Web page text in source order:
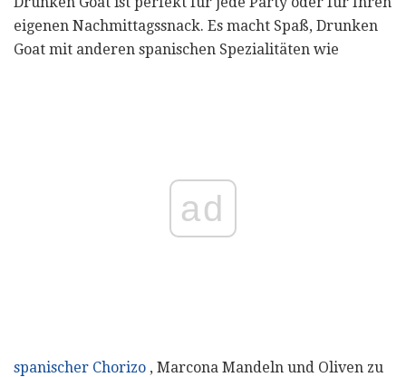
eigenen Nachmittagssnack. Es macht Spaß, Drunken
Goat mit anderen spanischen Spezialitäten wie
ad
spanischer Chorizo , Marcona Mandeln und Oliven zu